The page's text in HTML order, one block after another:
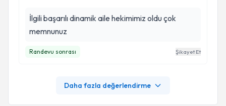
İlgili başarılı dinamik aile hekimimiz oldu çok
memnunuz
Randevu sonrası Şikayet Et
Daha fazla değerlendirme